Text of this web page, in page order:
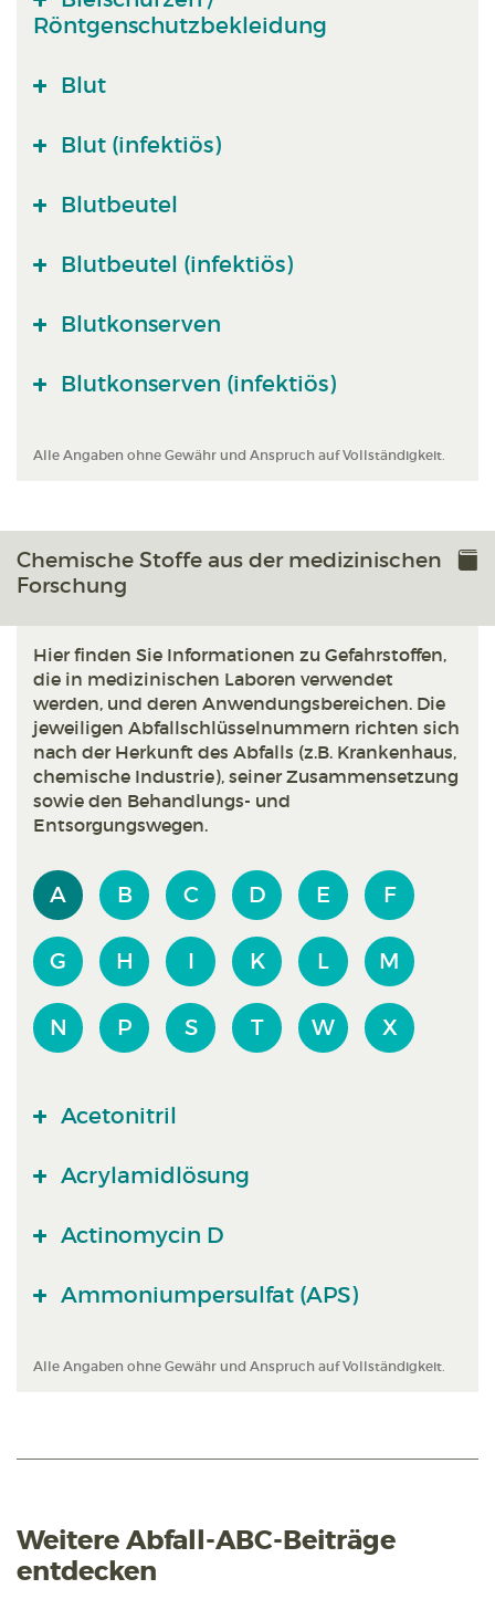
Röntgenschutzbekleidung
Blut
Blut (infektiös)
Blutbeutel
Blutbeutel (infektiös)
Blutkonserven
Blutkonserven (infektiös)
Alle Angaben ohne Gewähr und Anspruch auf Vollständigkeit.
Chemische Stoffe aus der medizinischen
Forschung
Hier finden Sie Informationen zu Gefahrstoffen,
die in medizinischen Laboren verwendet
werden, und deren Anwendungsbereichen. Die
jeweiligen Abfallschlüsselnummern richten sich
nach der Herkunft des Abfalls (z.B. Krankenhaus,
chemische Industrie), seiner Zusammensetzung
sowie den Behandlungs- und
Entsorgungswegen.
A B C D E F
G H I K L M
N P S T W X
Acetonitril
Acrylamidlösung
Actinomycin D
Ammoniumpersulfat (APS)
Alle Angaben ohne Gewähr und Anspruch auf Vollständigkeit.
Weitere Abfall-ABC-Beiträge
entdecken